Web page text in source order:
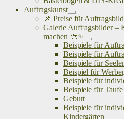
Auftragskunst
Untermenü
öffnen
📌 Preise für
Galerie Auftragsbilder –
machen 🎨✨
Untermenü
öffnen
Beispiele für
Beispiele für
Beispiele für
Beispiel für
Beispiele für
Beispiele für Taufe
Geburt
Beispiele für
Kindergärten